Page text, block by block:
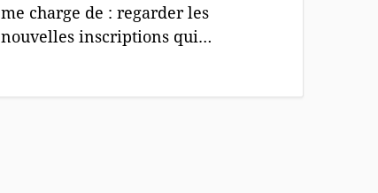
me charge de : regarder les
nouvelles inscriptions qui…